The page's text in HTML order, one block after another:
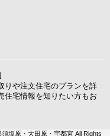
りや注文住宅のプランを詳
住宅情報を知りたい方もお
塩原・大田原・宇都宮 All Rights